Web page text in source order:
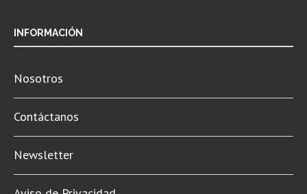
INFORMACIÓN
Nosotros
Contáctanos
Newsletter